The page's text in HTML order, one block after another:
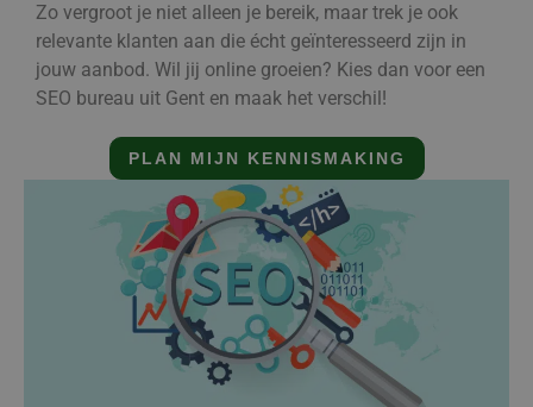
Zo vergroot je niet alleen je bereik, maar trek je ook
relevante klanten aan die écht geïnteresseerd zijn in
jouw aanbod. Wil jij online groeien? Kies dan voor een
SEO bureau uit Gent en maak het verschil!
PLAN MIJN KENNISMAKING